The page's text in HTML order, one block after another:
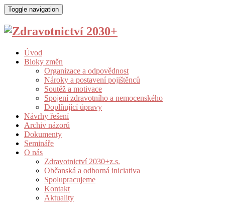
Toggle navigation
Úvod
Bloky změn
Organizace a odpovědnost
Nároky a postavení pojištěnců
Soutěž a motivace
Spojení zdravotního a nemocenského
Doplňující úpravy
Návrhy řešení
Archiv názorů
Dokumenty
Semináře
O nás
Zdravotnictví 2030+z.s.
Občanská a odborná iniciativa
Spolupracujeme
Kontakt
Aktuality